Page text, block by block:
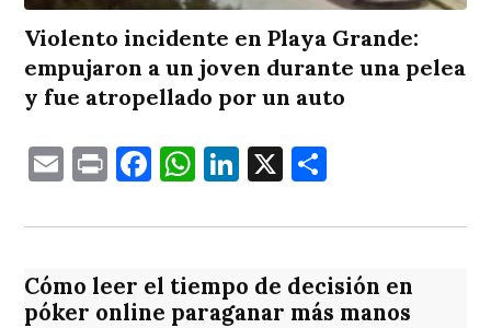
Violento incidente en Playa Grande:
empujaron a un joven durante una pelea
y fue atropellado por un auto
EmailPrintFacebook
WhatsApp
LinkedIn
X
Cómo leer el tiempo de decisión en
póker online paraganar más manos